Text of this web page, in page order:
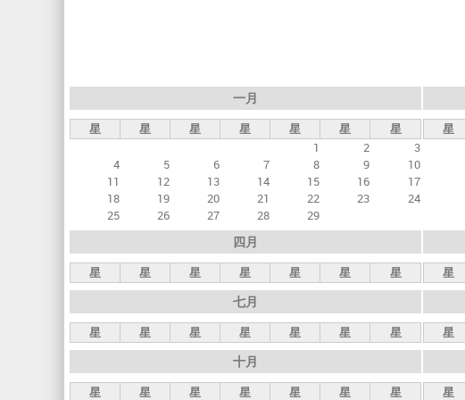
一月
星 星 星 星 星 星
星
1
2
3
4
5 6 7 8 9
10
11
12 13 14 15 16
17
18
19 20 21 22 23
24
25
26 27 28 29
星
四月
星 星 星 星 星 星 星 星
七月
星 星 星 星 星 星 星 星
十月
星 星 星 星 星 星 星 星